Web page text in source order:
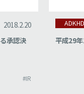
2018.2.20
承認決
#IR
ADKHD
平成29